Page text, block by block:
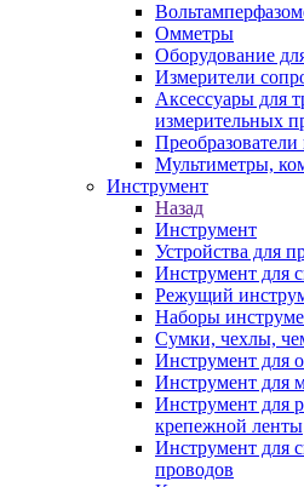
Омметры
Оборудование
Измерители
Аксессуары для
измерительных
Мультиметры,
Инструмент
Назад
Инструмент
Устройства для
Инструмент для
Режущий
Наборы
Сумки, чехлы,
Инструмент для
Инструмент для
Инструмент для
крепежной ленты
Инструмент для
проводов